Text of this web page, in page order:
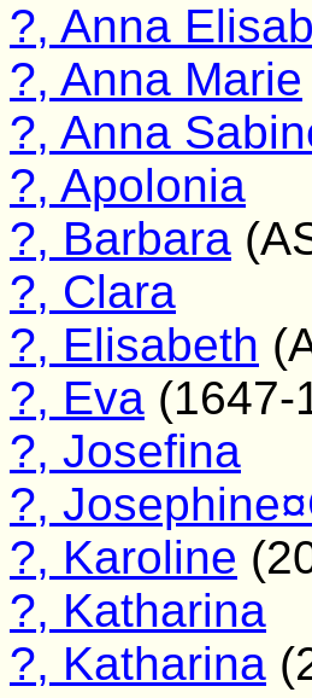
?, Anna
?, Anna Marie
?, Anna
?, Apolonia
?, Barbara
?, Clara
?, Elisabeth
?, Eva (1647-
?, Josefina
?,
?, Karoline
?, Katharina
?, Katharina